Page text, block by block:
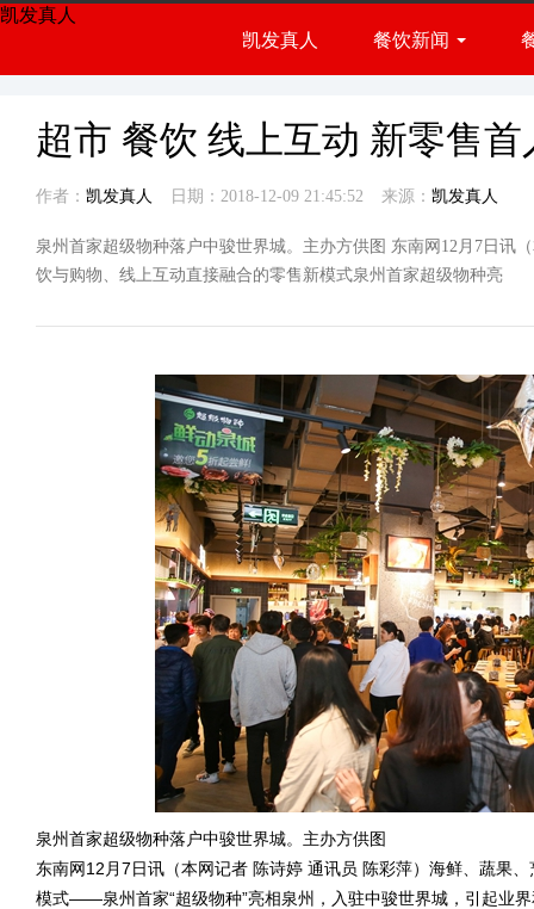
凯发真人
凯发真人
餐饮新闻
行业资讯
超市 餐饮 线上互动 新零售首
作者： 凯发真人 日期：2018-12-09 21:45:52 来源： 凯发真人
泉州首家超级物种落户中骏世界城。主办方供图 东南网12月7日讯
饮与购物、线上互动直接融合的零售新模式泉州首家超级物种亮
泉州首家超级物种落户中骏世界城。主办方供图
东南网12月7日讯（本网记者 陈诗婷 通讯员 陈彩萍）海鲜、蔬果
模式——泉州首家“超级物种”亮相泉州，入驻中骏世界城，引起业